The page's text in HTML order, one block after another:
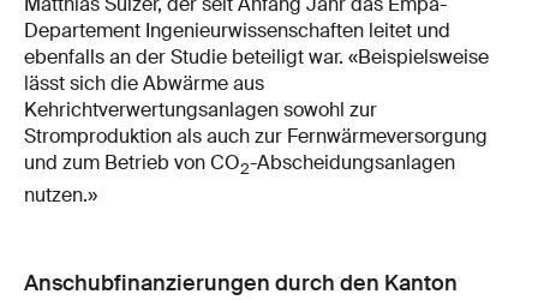
Departement Ingenieurwissenschaften leitet und
ebenfalls an der Studie beteiligt war. «Beispielsweise
lässt sich die Abwärme aus
Kehrichtverwertungsanlagen sowohl zur
Stromproduktion als auch zur Fernwärmeversorgung
und zum Betrieb von CO2-Abscheidungsanlagen
nutzen.»
Anschubfinanzierungen durch den Kanton